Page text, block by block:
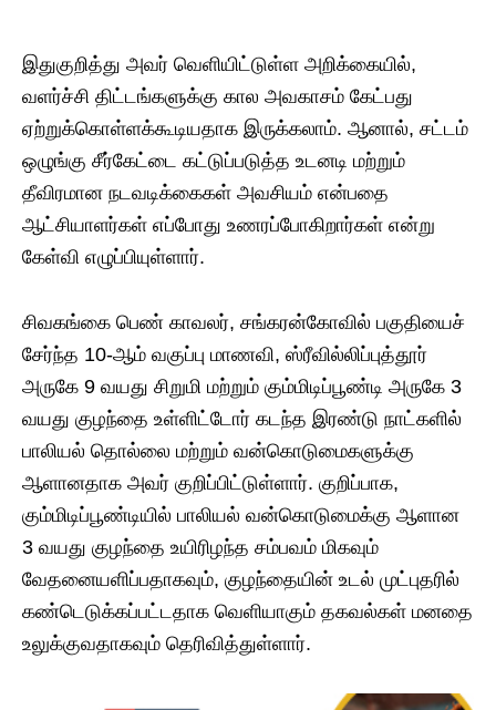
இதுகுறித்து அவர் வெளியிட்டுள்ள அறிக்கையில்,
வளர்ச்சி திட்டங்களுக்கு கால அவகாசம் கேட்பது
ஏற்றுக்கொள்ளக்கூடியதாக இருக்கலாம். ஆனால், சட்டம்
ஒழுங்கு சீர்கேட்டை கட்டுப்படுத்த உடனடி மற்றும்
தீவிரமான நடவடிக்கைகள் அவசியம் என்பதை
ஆட்சியாளர்கள் எப்போது உணரப்போகிறார்கள் என்று
கேள்வி எழுப்பியுள்ளார்.
சிவகங்கை பெண் காவலர், சங்கரன்கோவில் பகுதியைச்
சேர்ந்த 10-ஆம் வகுப்பு மாணவி, ஸ்ரீவில்லிப்புத்தூர்
அருகே 9 வயது சிறுமி மற்றும் கும்மிடிப்பூண்டி அருகே 3
வயது குழந்தை உள்ளிட்டோர் கடந்த இரண்டு நாட்களில்
பாலியல் தொல்லை மற்றும் வன்கொடுமைகளுக்கு
ஆளானதாக அவர் குறிப்பிட்டுள்ளார். குறிப்பாக,
கும்மிடிப்பூண்டியில் பாலியல் வன்கொடுமைக்கு ஆளான
3 வயது குழந்தை உயிரிழந்த சம்பவம் மிகவும்
வேதனையளிப்பதாகவும், குழந்தையின் உடல் முட்புதரில்
கண்டெடுக்கப்பட்டதாக வெளியாகும் தகவல்கள் மனதை
உலுக்குவதாகவும் தெரிவித்துள்ளார்.